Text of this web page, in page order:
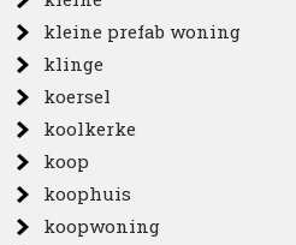
kleine prefab woning
klinge
koersel
koolkerke
koop
koophuis
koopwoning